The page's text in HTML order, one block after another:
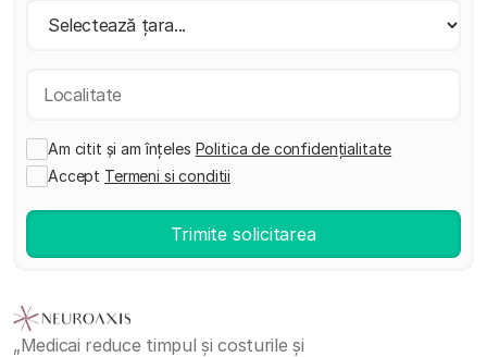
Am citit și am înțeles Politica de confidențialitate
Accept Termeni si conditii
„Medicai reduce timpul și costurile și